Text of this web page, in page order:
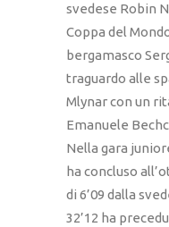
svedese Robin
Coppa del
bergamasco
traguardo alle
Mlynar con un
Emanuele
Nella gara
ha concluso
di 6’09 dalla
32’12 ha